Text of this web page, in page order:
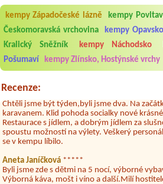
kempy Západočeské lázně kempy
Českomoravská vrchovina
kempy Opavsko
Kralický Sněžník
kempy Náchodsko
Pošumaví
kempy Zlínsko, Hostýnské vrchy
Recenze:
Aneta Melicharová***
Byli jsme zde v týdnu od 25.7. do 1.8. 2026.
V umývárně i na WC bylo vždy čisto,
množství návštěvníků není samozřejmost. V
restaurace, kebab a další občerstvení. Co nás
ubytovaných. Přes den jsem si připadala jak
hrála jiná hudba.Kemp pěkný, ale takový
Jana*****
Chtěli jsme být týden,byli jsme dva. Na
karavanem. Klid pohoda socialky nové
Restaurace s jídlem, a dobrým jídlem za
spoustu možností na výlety. Veškerý personál
se v kempu líbilo.
Aneta Janíčková *****
Byli jsme zde s dětmi na 5 nocí, výborné
Výborná káva, mošt i víno a další.Milí